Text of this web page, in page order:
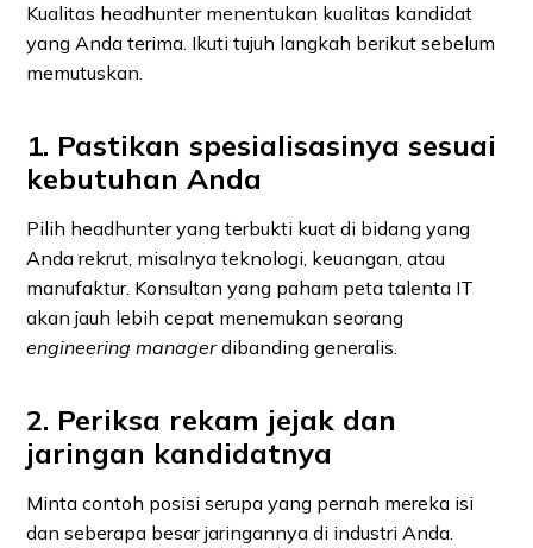
Kualitas headhunter menentukan kualitas kandidat
yang Anda terima. Ikuti tujuh langkah berikut sebelum
memutuskan.
1. Pastikan spesialisasinya sesuai
kebutuhan Anda
Pilih headhunter yang terbukti kuat di bidang yang
Anda rekrut, misalnya teknologi, keuangan, atau
manufaktur. Konsultan yang paham peta talenta IT
akan jauh lebih cepat menemukan seorang
engineering managerdibanding generalis.
2. Periksa rekam jejak dan
jaringan kandidatnya
Minta contoh posisi serupa yang pernah mereka isi
dan seberapa besar jaringannya di industri Anda.